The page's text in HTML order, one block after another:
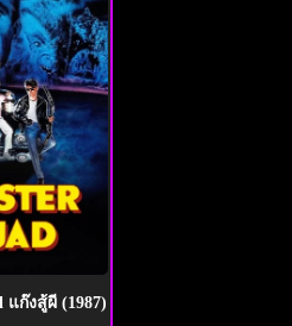
แก๊งสู้ผี (1987)